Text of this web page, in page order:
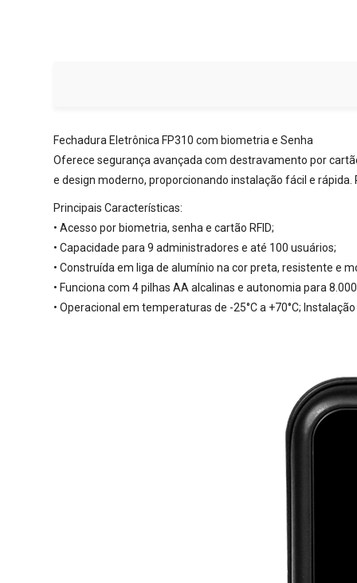
Fechadura Eletrônica FP310 com biometria e Senha
Oferece segurança avançada com destravamento por
e design moderno, proporcionando instalação fácil e
Principais Características:
• Acesso por biometria, senha e cartão RFID;
• Capacidade para 9 administradores e até 100 usuários;
• Construída em liga de alumínio na cor preta, resistente e
• Funciona com 4 pilhas AA alcalinas e autonomia para
• Operacional em temperaturas de -25°C a +70°C;